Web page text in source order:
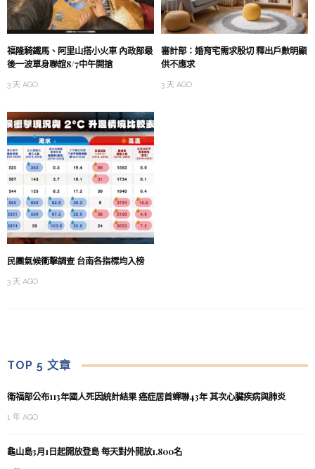
福隆騎鐵馬、阿里山搭小火車 內政部最
後一波單身聯誼8/7中午開搶
3 天 AGO
審計部：婚育宅需求殷切 釋出戶數明顯
供不應求
3 天 AGO
民團氣候衝擊調查 台南各指標均入榜
3 天 AGO
TOP 5 文章
衛福部公布113年國人死因統計結果 癌症居首蟬聯43年 其次心臟疾病與肺炎
1 年 AGO
龜山島3月1日起開放登島 每天對外開放1,800名